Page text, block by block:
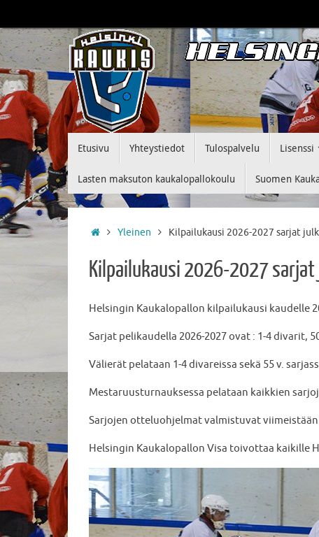
to
content
Skip
content
Etusivu Yhteystiedot Tulospalvelu Lisenssi
Lasten maksuton kaukalopallokoulu Suomen
HomeYleinen Kilpailukausi 2026-2027 sarjat
Kilpailukausi 2026-2027
Helsingin Kaukalopallon kilpailukausi kaudelle
Sarjat pelikaudella 2026-2027 ovat : 1-4 divarit,
Välierät pelataan 1-4 divareissa sekä 55 v.
Mestaruusturnauksessa pelataan kaikkien
Sarjojen otteluohjelmat valmistuvat
Helsingin Kaukalopallon Visa toivottaa kaikille